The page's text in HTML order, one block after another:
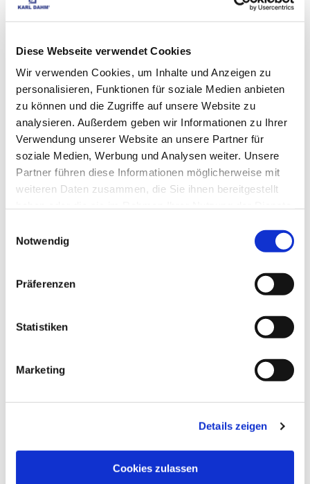
Diese Webseite verwendet Cookies
Wir verwenden Cookies, um Inhalte und Anzeigen zu
personalisieren, Funktionen für soziale Medien anbieten
zu können und die Zugriffe auf unsere Website zu
analysieren. Außerdem geben wir Informationen zu Ihrer
Verwendung unserer Website an unsere Partner für
soziale Medien, Werbung und Analysen weiter. Unsere
Partner führen diese Informationen möglicherweise mit
weiteren Daten zusammen, die Sie ihnen bereitgestellt
Notwendig
Präferenzen
Statistiken
Marketing
Details zeigen
Cookies zulassen
CES PRODUITS
POURRAIENT
ÉGALEMENT VOUS
INTÉRESSER :
professionnelle, art.-n°
Kit d'abrasifs, No.
d'article 50724
EUR356,95TVA non comprise *
424,77 TVA incluse